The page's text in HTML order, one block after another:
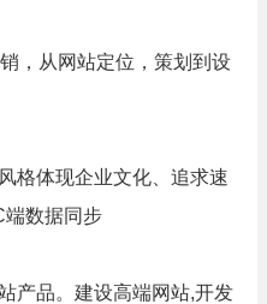
，从网站定位，策划到设
格体现企业文化、追求速
端数据同步
产品。建设高端网站,开发